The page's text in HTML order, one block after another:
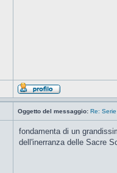
Oggetto del messaggio: Re:
fondamenta di un
dell'inerranza delle Sacre